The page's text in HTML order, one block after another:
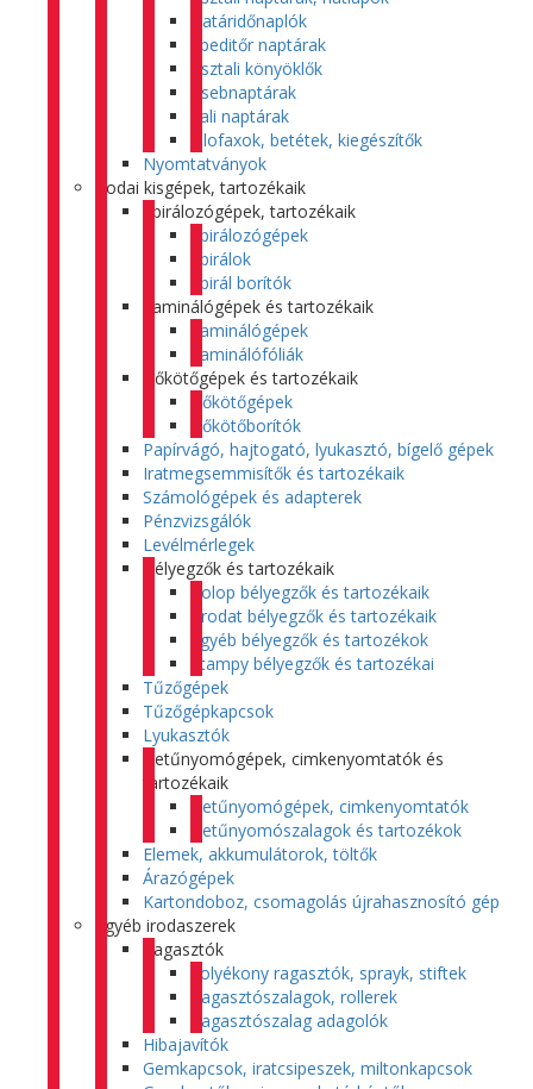
Határidőnaplók
Speditőr naptárak
Asztali könyöklők
Zsebnaptárak
Fali naptárak
Filofaxok, betétek, kiegészítők
Nyomtatványok
Irodai kisgépek, tartozékaik
Spirálozógépek, tartozékaik
Spirálozógépek
Spirálok
Spirál borítók
Laminálógépek és tartozékaik
Laminálógépek
Laminálófóliák
Hőkötőgépek és tartozékaik
Hőkötőgépek
Hőkötőborítók
Papírvágó, hajtogató, lyukasztó, bígelő gépek
Iratmegsemmisítők és tartozékaik
Számológépek és adapterek
Pénzvizsgálók
Levélmérlegek
Bélyegzők és tartozékaik
Colop bélyegzők és tartozékaik
Trodat bélyegzők és tartozékaik
Egyéb bélyegzők és tartozékok
Stampy bélyegzők és tartozékai
Tűzőgépek
Tűzőgépkapcsok
Lyukasztók
Betűnyomógépek, cimkenyomtatók és
tartozékaik
Betűnyomógépek, cimkenyomtatók
Betűnyomószalagok és tartozékok
Elemek, akkumulátorok, töltők
Árazógépek
Kartondoboz, csomagolás újrahasznosító gép
Egyéb irodaszerek
Ragasztók
Folyékony ragasztók, sprayk, stiftek
Ragasztószalagok, rollerek
Ragasztószalag adagolók
Hibajavítók
Gemkapcsok, iratcsipeszek, miltonkapcsok